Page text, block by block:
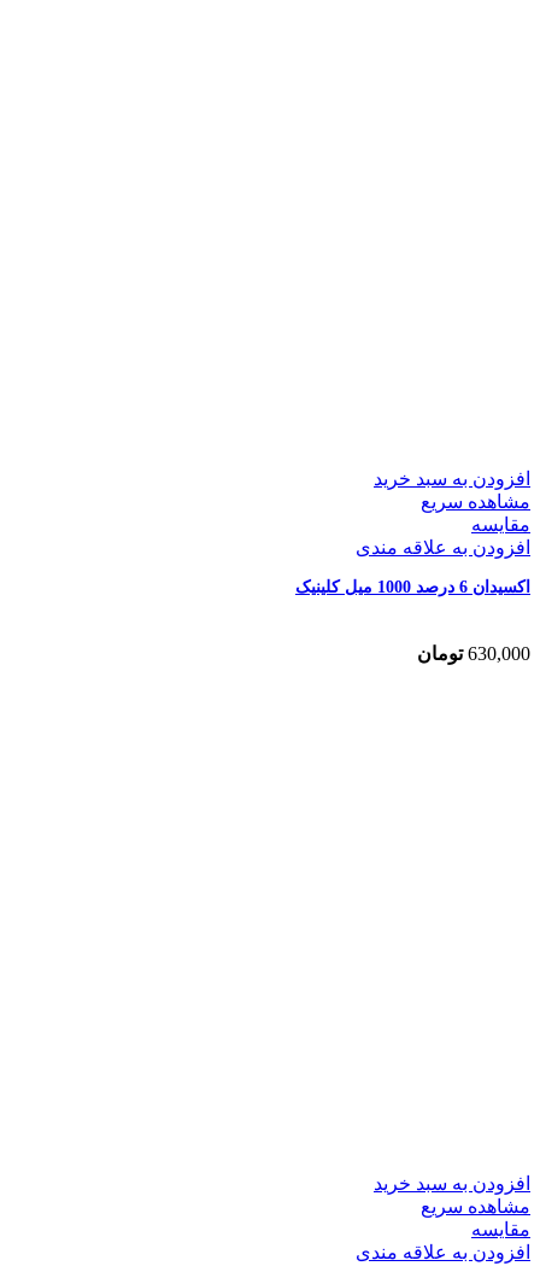
افزودن به سبد خرید
مشاهده سریع
مقایسه
افزودن به علاقه مندی
اکسیدان 6 درصد 1000 میل کلینیک
630,000 تومان
افزودن به سبد خرید
مشاهده سریع
مقایسه
افزودن به علاقه مندی